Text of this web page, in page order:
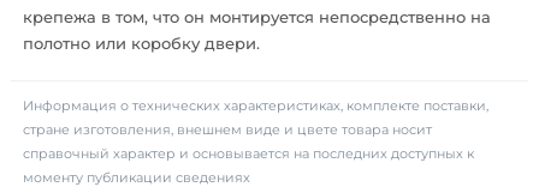
крепежа в том, что он монтируется непосредственно на
полотно или коробку двери.
Информация о технических характеристиках, комплекте поставки,
стране изготовления, внешнем виде и цвете товара носит
справочный характер и основывается на последних доступных к
моменту публикации сведениях